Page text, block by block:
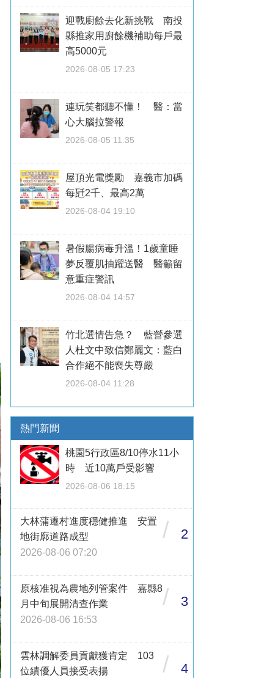
迎戰廚餘去化新挑戰 南投
縣推家用廚餘機補助每戶最
高5000元
2026-08-05 17:23
連玩笑都聽不懂！ 醫：當
心大腦拉警報
2026-08-05 11:35
屋頂光電獎勵 嘉義市加碼
每瓩2千、最高2萬
2026-08-04 19:10
暑假腸病毒升溫！1歲童睡
夢反覆肌抽躍送醫 醫籲留
意重症警訊
2026-08-04 14:57
竹北選情告急？ 藍營參選
人杜文中致信鄭麗文：藍白
合作絕不能喪失尊嚴
2026-08-04 11:28
熱門新聞
桃園5行政區8/10停水11小
時 近10萬戶受影響
2026-08-06 18:15
大林蒲遷村進度穩健推進 安置
地街廓道路成型
2026-08-06 07:20
/ 2
原核准視為農地列管案件 嘉縣8
月中旬展開清查作業
2026-08-06 16:53
/ 3
雲林調解委員貢獻獲肯定 103
位績優人員接受表揚
/ 4